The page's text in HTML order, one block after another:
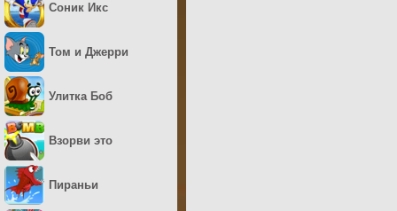
Соник Икс
Том и Джерри
Улитка Боб
Взорви это
Пираньи